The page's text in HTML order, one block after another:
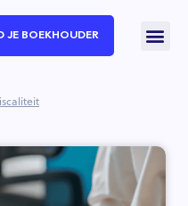
JE BOEKHOUDER